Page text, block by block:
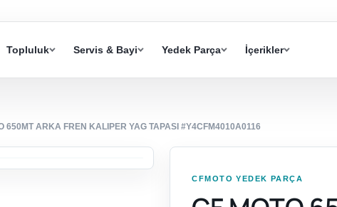
Topluluk Servis & Bayi Yedek Parça İçerikler
650MT ARKA FREN KALIPER YAG TAPASI #Y4CFM4010A0116
CFMOTO YEDEK PARÇA